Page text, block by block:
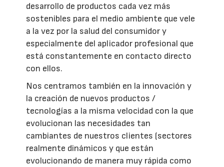
desarrollo de productos cada vez más
sostenibles para el medio ambiente que vele
a la vez por la salud del consumidor y
especialmente del aplicador profesional que
está constantemente en contacto directo
con ellos.
Nos centramos también en la innovación y
la creación de nuevos productos /
tecnologías a la misma velocidad con la que
evolucionan las necesidades tan
cambiantes de nuestros clientes (sectores
realmente dinámicos y que están
evolucionando de manera muy rápida como